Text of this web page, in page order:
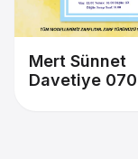
Mert Sünnet
Davetiye